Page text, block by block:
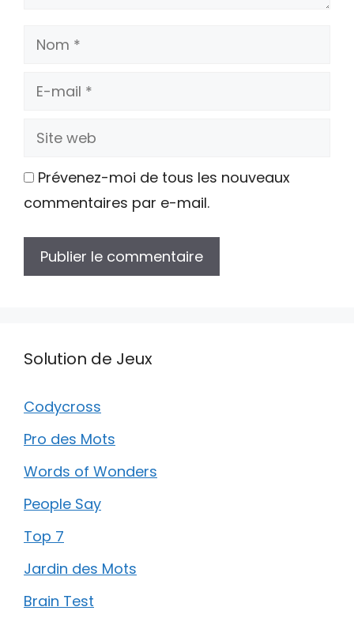
Nom
E-
Site
Prévenez-moi de tous les nouveaux
commentaires par e-mail.
Solution de Jeux
Codycross
Pro des Mots
Words of Wonders
People Say
Top 7
Jardin des Mots
Brain Test